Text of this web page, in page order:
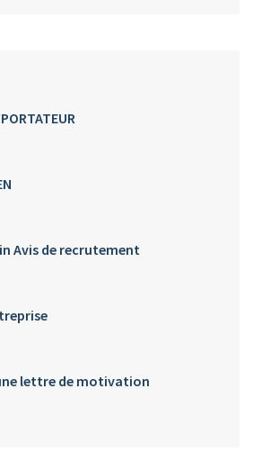
Avis de recrutement
lettre de motivation